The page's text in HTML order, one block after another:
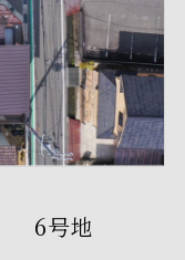
Ⅰ 6号地